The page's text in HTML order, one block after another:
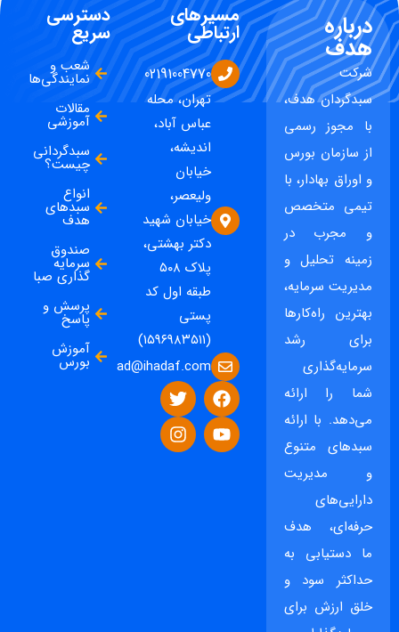
درباره
هدف
شرکت
سبدگردان هدف،
با مجوز رسمی
از سازمان بورس
و اوراق بهادار، با
تیمی متخصص
و مجرب در
زمینه تحلیل و
مدیریت سرمایه،
بهترین راه‌کارها
برای رشد
سرمایه‌گذاری
شما را ارائه
می‌دهد. با ارائه
سبدهای متنوع
و مدیریت
دارایی‌های
حرفه‌ای، هدف
ما دستیابی به
حداکثر سود و
خلق ارزش برای
مسیرهای
ارتباطی
02191004770
تهران، محله
عباس آباد،
اندیشه،
خیابان
ولیعصر،
خیابان شهید
دکتر بهشتی،
پلاک ۵۰۸
طبقه اول کد
پستی
(۱۵۹۶۹۸۳۵۱۱)
ad@ihadaf.com
دسترسی
سریع
شعب و
نمایندگی‌ها
مقالات
آموزشی
سبدگردانی
چیست؟
انواع
سبدهای
هدف
صندوق
سرمایه
گذاری صبا
پرسش و
پاسخ
آموزش
بورس